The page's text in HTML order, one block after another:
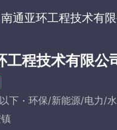
南通亚环工程技术有
工程技术有限公
下
环保/新能源/电力/水